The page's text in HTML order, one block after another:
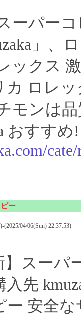
ーパー
」、
ックス
カ ロレ
モンは
おすすめ!
ー
(2025/04/06(Sun) 22:37:53)
】スー
先
ー 安全